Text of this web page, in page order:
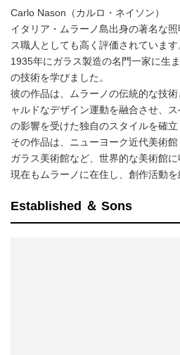
Carlo Nason（カルロ・ネイソン）
イタリア・ムラーノ島出身の著名な
ス職人としても高く評価されています
1935年にガラス製造の名門一家に生
の技術を学びました。
彼の作品は、ムラーノの伝統的な技
ャルドなデザイン運動を融合させ、
の影響を受けた独自のスタイルを確立
その作品は、ニューヨーク近代美術
ガラス美術館など、世界的な美術館に
現在もムラーノに在住し、創作活動を
Established ＆ Sons